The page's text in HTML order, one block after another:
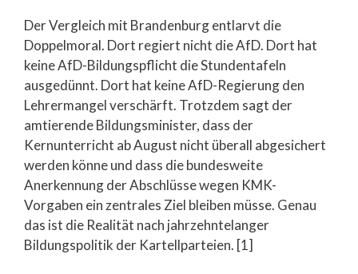
Der Vergleich mit Brandenburg entlarvt die
Doppelmoral. Dort regiert nicht die AfD. Dort hat
keine AfD-Bildungspflicht die Stundentafeln
ausgedünnt. Dort hat keine AfD-Regierung den
Lehrermangel verschärft. Trotzdem sagt der
amtierende Bildungsminister, dass der
Kernunterricht ab August nicht überall abgesichert
werden könne und dass die bundesweite
Anerkennung der Abschlüsse wegen KMK-
Vorgaben ein zentrales Ziel bleiben müsse. Genau
das ist die Realität nach jahrzehntelanger
Bildungspolitik der Kartellparteien. [1]